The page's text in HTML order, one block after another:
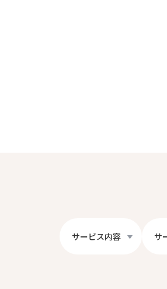
サービス内容 サ